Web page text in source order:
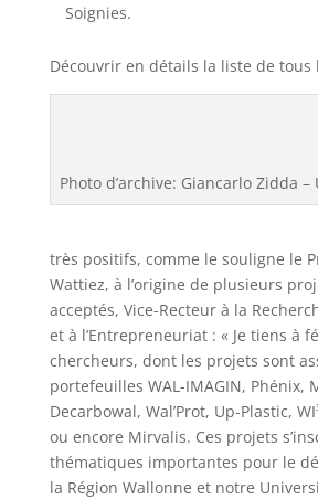
Soignies.
Découvrir en détails la liste de tous
Photo d’archive: Giancarlo Zidda –
très positifs, comme le souligne le
Wattiez, à l’origine de plusieurs
acceptés, Vice-Recteur à la
et à l’Entrepreneuriat : « Je tiens à
chercheurs, dont les projets sont
portefeuilles WAL-IMAGIN, Phénix,
Decarbowal, Wal’Prot, Up-Plastic,
ou encore Mirvalis. Ces projets
thématiques importantes pour le
la Région Wallonne et notre